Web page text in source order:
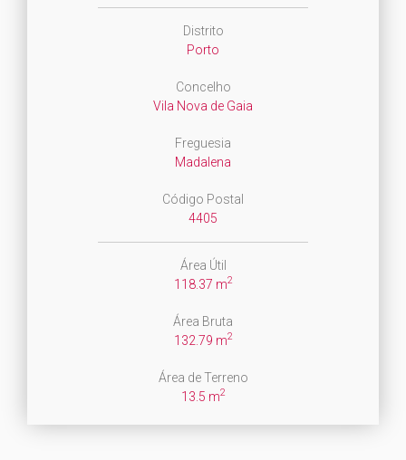
Distrito
Porto
Concelho
Vila Nova de Gaia
Freguesia
Madalena
Código Postal
4405
Área Útil
118.37 m2
Área Bruta
132.79 m2
Área de Terreno
13.5 m2